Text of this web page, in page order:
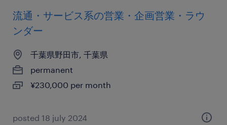
流通・サービス系の営業・企画営業・ラウ
ンダー
千葉県野田市, 千葉県
permanent
¥230,000 per month
posted 18 july 2024